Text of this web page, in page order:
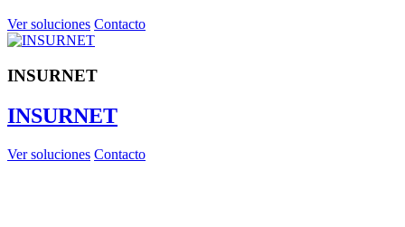
Ver soluciones Contacto
INSURNET
INSURNET
Ver soluciones Contacto